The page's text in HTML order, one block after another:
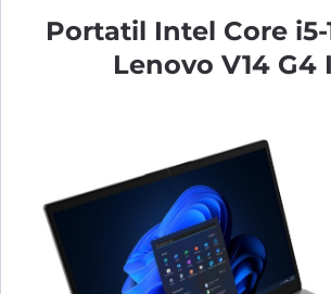
Portatil Intel Core i5-
Lenovo V14 G4